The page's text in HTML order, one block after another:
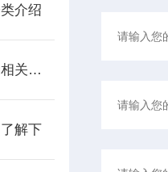
介绍
关于数字直流输入模块的相关介绍
解下